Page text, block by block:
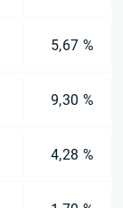
5,67 %
9,30 %
4,28 %